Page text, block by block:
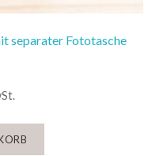
separater Fototasche